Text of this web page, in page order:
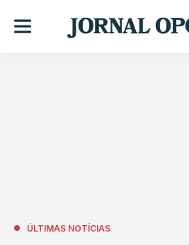
ÚLTIMAS NOTÍCIAS